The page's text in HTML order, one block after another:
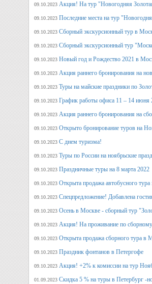
09.10.2023 Акция! На тур "Новогодняя
09.10.2023 Последние места на тур
09.10.2023 Сборный экскурсионный тур в
09.10.2023 Сборный экскурсионный тур
09.10.2023 Новый год и Рождество 2021 в
09.10.2023 Акция раннего бронирования на
09.10.2023 Туры на майские праздники по
09.10.2023 График работы офиса 11 – 14 июня
09.10.2023 Акция раннего бронирования на
09.10.2023 Открыто бронирование туров на
09.10.2023 С днем туризма!
09.10.2023 Туры по России на ноябрьские
09.10.2023 Праздничные туры на 8 марта 2022
09.10.2023 Открыта продажа автобусного
09.10.2023 Спецпредложение! Добавлена
09.10.2023 Осень в Москве - сборный тур
09.10.2023 Акция! На проживание по
09.10.2023 Открыта продажа сборного тура в
09.10.2023 Праздник фонтанов в Петергофе
09.10.2023 Акция! +2% к комиссии на тур
01.09.2023 Скидка 5 % на туры в Петербург -